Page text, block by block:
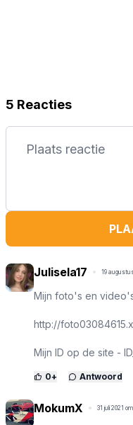
5 Reacties
Julisela17 19
M­i­j­n f­o­t­o­'­s e­n
http://
M­i­j­n­ ­I­D­ ­op ­d­e­ ­s­i­t­e­ ­-­
0+ Antwoord
MokumX 31 juli 2021